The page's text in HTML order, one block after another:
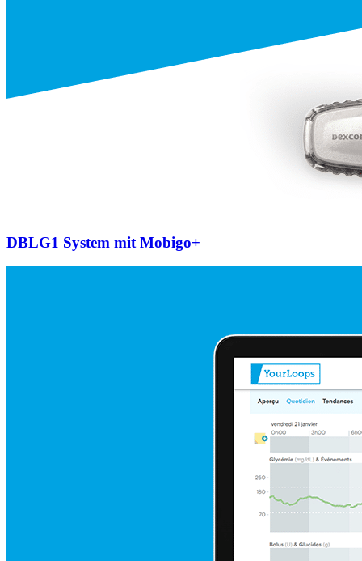
DBLG1 System mit Mobigo+